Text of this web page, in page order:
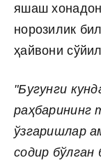
яшаш
норозилик
ҳайвони
"Бугунги
раҳбарининг
ўзгаришлар
содир бўлган